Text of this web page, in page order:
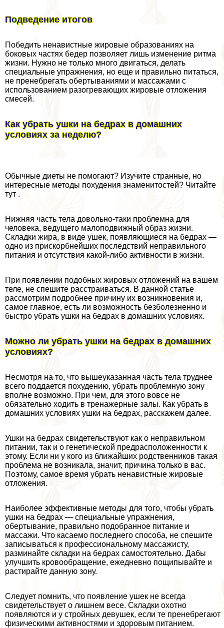
Подведение итогов
Победить ненавистные жировые образованиях на
боковых частях бедер позволяет лишь изменение ритма
жизни. Нужно не только много двигаться, делать
специальные упражнения, но еще и правильно питаться,
не пренебрегать обертываниями и массажами с
использованием разогревающих жировые отложения
смесей.
Как убрать ушки на бедрах в домашних
условиях за неделю?
Обычные диеты не помогают? Изучите странные, но
интересные методы похудения знаменитостей? Читайте
тут .
Нижняя часть тела довольно-таки проблемна для
человека, ведущего малоподвижный образ жизни.
Складки жира, в виде ушек, появляющиеся на бедрах —
одно из прискорбнейших последствий неправильного
питания и отсутствия какой-либо активности в жизни.
При появлении подобных жировых отложений на вашем
теле, не спешите расстраиваться. В данной статье
рассмотрим подробнее причину их возникновения и,
самое главное, есть ли возможность безболезненно и
быстро убрать ушки на бедрах в домашних условиях.
Можно ли убрать ушки на бедрах в домашних
условиях?
Несмотря на то, что вышеуказанная часть тела труднее
всего поддается похудению, убрать проблемную зону
вполне возможно. При чем, для этого вовсе не
обязательно ходить в тренажерные залы. Как убрать в
домашних условиях ушки на бедрах, расскажем далее.
Ушки на бедрах свидетельствуют как о неправильном
питании, так и о генетической предрасположенности к
этому. Если ни у кого из ближайших родственников такая
проблема не возникала, значит, причина только в вас.
Поэтому, самое время убрать ненавистные жировые
отложения.
Наиболее эффективные методы для того, чтобы убрать
ушки на бедрах — специальные упражнения,
обертывание, правильно подобранное питание и
массажи. Что касаемо последнего способа, не спешите
записываться к профессиональному массажисту,
разминайте складки на бедрах самостоятельно. Дабы
улучшить кровообращение, ежедневно пощипывайте и
растирайте данную зону.
Следует помнить, что появление ушек не всегда
свидетельствует о лишнем весе. Складки охотно
появляются и у стройных дeвyшек, если те пренебрегают
физическими активностями и здоровым питанием.